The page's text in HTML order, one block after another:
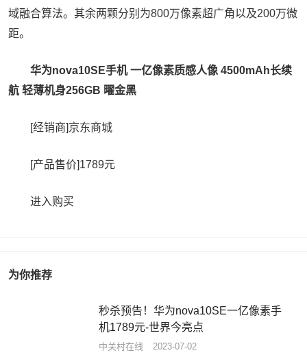
域融合算法。其余两颗分别为800万像素超广角以及200万微
距。
华为nova10SE手机 一亿像素质感人像 4500mAh长续
航 轻薄机身256GB 曜金黑
[经销商]京东商城
[产品售价]1789元
进入购买
为你推荐
秒杀预告！华为nova10SE一亿像素手
机1789元-世界今亮点
中关村在线 2023-07-02